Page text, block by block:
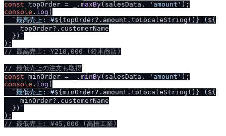
const topOrder = _. maxBy(salesData, 'amount'
console . log (
`最高売上: ¥${topOrder?.amount.toLocaleString()} ( ${
    topOrder?.customerName
  }
)`
// 最高売上: ¥210,000 (鈴木商店)
// 最低売上の注文も取得
const minOrder = _. minBy(salesData, 'amount'
console . log (
`最低売上: ¥${minOrder?.amount.toLocaleString()} ( ${
    minOrder?.customerName
  }
)`
// 最低売上: ¥45,000 (高橋工業)